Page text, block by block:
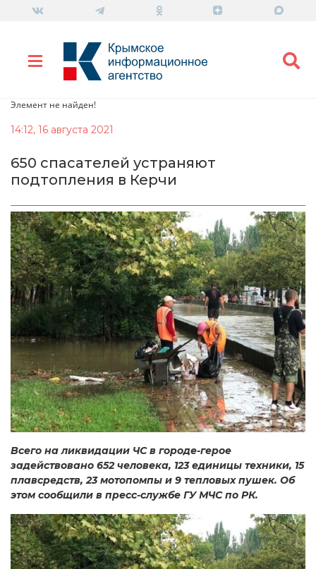
Элемент не найден!
14:12, 16 августа 2021
650 спасателей устраняют
подтопления в Керчи
Всего на ликвидации ЧС в городе-герое
задействовано 652 человека, 123 единицы техники, 15
плавсредств, 23 мотопомпы и 9 тепловых пушек. Об
этом сообщили в пресс-службе ГУ МЧС по РК.